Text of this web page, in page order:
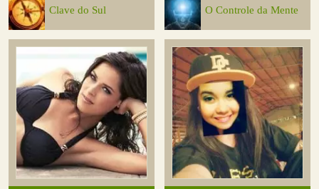
Clave do Sul O Controle da Mente